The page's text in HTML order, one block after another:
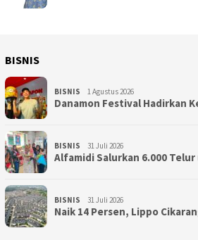
BISNIS
BISNIS 1 Agustus 2026
Danamon Festival Hadirkan
BISNIS 31 Juli 2026
Alfamidi Salurkan 6.000
BISNIS 31 Juli 2026
Naik 14 Persen, Lippo